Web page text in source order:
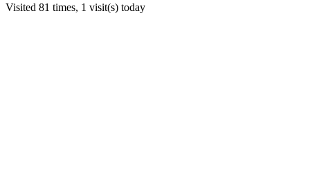
Visited 81 times, 1 visit(s) today